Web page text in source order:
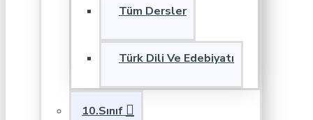
Tüm Dersler
Türk Dili Ve Edebiyatı
10.Sınıf